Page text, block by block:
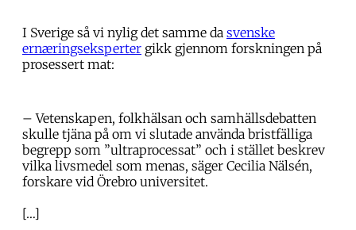
I Sverige så vi nylig det samme da svenske
ernæringseksperter gikk gjennom forskningen på
prosessert mat:
– Vetenskapen, folkhälsan och samhällsdebatten
skulle tjäna på om vi slutade använda bristfälliga
begrepp som ”ultraprocessat” och i stället beskrev
vilka livsmedel som menas, säger Cecilia Nälsén,
forskare vid Örebro universitet.
[…]